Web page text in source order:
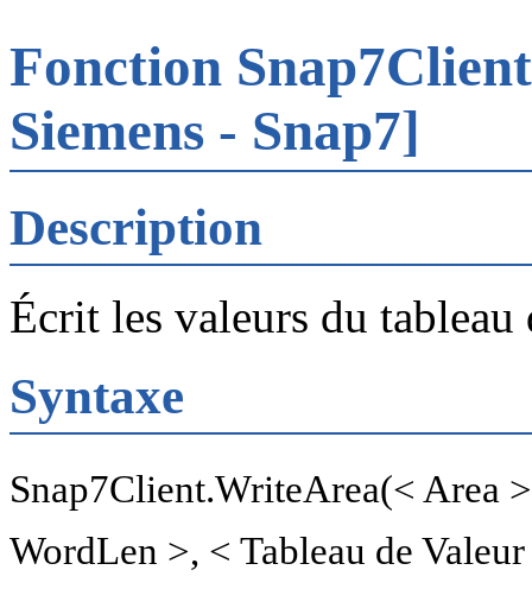
Fonction
Siemens - Snap7]
Description
Écrit les valeurs du tableau
Syntaxe
Snap7Client.WriteArea(< Area
WordLen >, < Tableau de